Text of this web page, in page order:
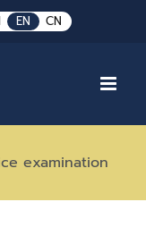
EN CN
examination